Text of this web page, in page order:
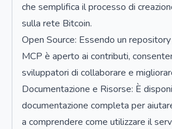
che semplifica il processo di
sulla rete Bitcoin.
Open Source: Essendo un
MCP è aperto ai contributi,
sviluppatori di collaborare e
Documentazione e Risorse: È
documentazione completa per
a comprendere come utilizzare il